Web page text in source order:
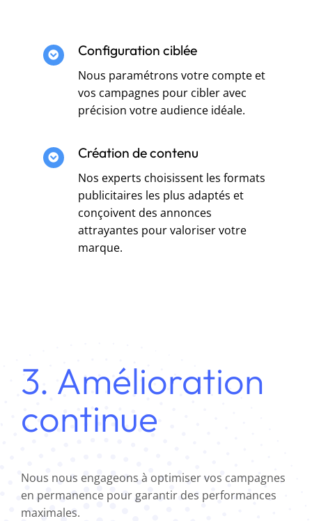
Configuration ciblée
Nous paramétrons votre compte et
vos campagnes pour cibler avec
précision votre audience idéale.
Création de contenu
Nos experts choisissent les formats
publicitaires les plus adaptés et
conçoivent des annonces
attrayantes pour valoriser votre
marque.
3. Amélioration
continue
Nous nous engageons à optimiser vos campagnes
en permanence pour garantir des performances
maximales.